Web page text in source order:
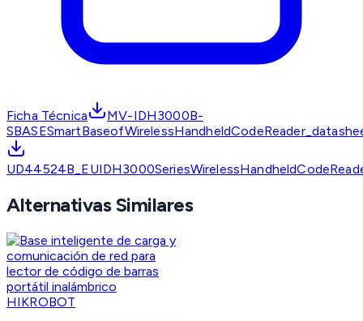
Ficha Técnica
MV-IDH3000B-
Alternativas Similares
HIKROBOT